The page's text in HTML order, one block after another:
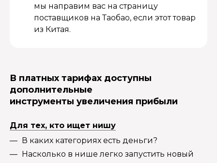
мы направим вас на страницу
поставщиков на Таобао, если этот товар
из Китая.
В платных тарифах доступны
дополнительные
инструменты увеличения прибыли
Для тех, кто ищет нишу
В каких категориях есть деньги?
Насколько в нише легко запустить новый